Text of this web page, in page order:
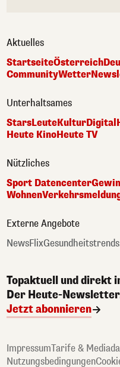
Aktuelles
StartseiteÖsterreich
CommunityWetter
Unterhaltsames
StarsLeuteKulturDigital
Heute KinoHeute TV
Nützliches
Sport Datencenter
Wohnen
Externe Angebote
NewsFlix
Topaktuell und direkt
Der Heute-
Jetzt abonnieren
ImpressumTarife &
Nutzungsbedingungen